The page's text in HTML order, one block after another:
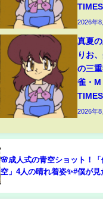
2026年8
真夏
りお
の三
雀・
2026年8
🌸成人式の青空ショット！
空」4人の晴れ着姿✨#僕が